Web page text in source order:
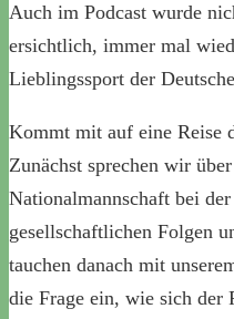
Auch im Podcast wurde
ersichtlich, immer mal
Lieblingssport der
Kommt mit auf eine Reise
Zunächst sprechen wir
Nationalmannschaft bei
gesellschaftlichen Folgen
tauchen danach mit
die Frage ein, wie sich der